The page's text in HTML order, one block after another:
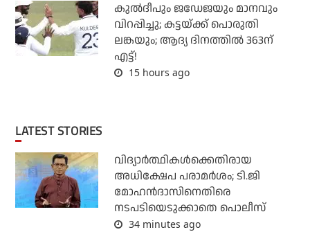
കുല്‍ദീപും ജഡേജയും മാനവും
വിറപ്പിച്ചു; കട്ടയ്ക്ക് പൊരുതി
ലങ്കയും; ആദ്യ ദിനത്തില്‍ 363ന്
എട്ട്!
15 hours ago
LATEST STORIES
വിദ്യാര്‍ത്ഥികള്‍ക്കെതിരായ
അധിക്ഷേപ പരാമര്‍ശം; ടി.ജി
മോഹന്‍ദാസിനെതിരെ
നടപടിയെടുക്കാതെ പൊലീസ്
34 minutes ago